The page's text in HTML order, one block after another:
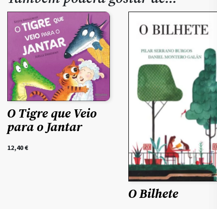
O Tigre que Veio
para o Jantar
12,40€
O Bilhete